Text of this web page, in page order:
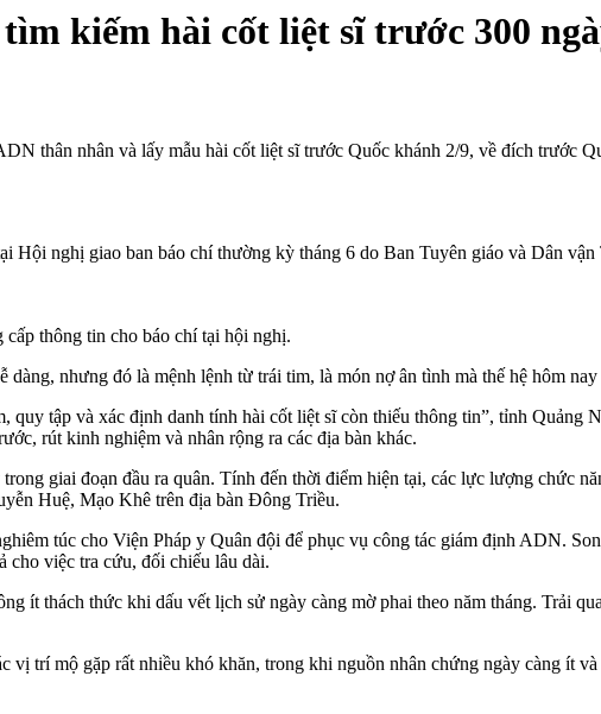
kiếm hài cốt liệt sĩ trước 300
thân nhân và lấy mẫu hài cốt liệt sĩ trước Quốc khánh 2/9, về đích trước
nghị giao ban báo chí thường kỳ tháng 6 do Ban Tuyên giáo và Dân
thông tin cho báo chí tại hội nghị.
nhưng đó là mệnh lệnh từ trái tim, là món nợ ân tình mà thế hệ hôm
tập và xác định danh tính hài cốt liệt sĩ còn thiếu thông tin”, tỉnh Quảng
rút kinh nghiệm và nhân rộng ra các địa bàn khác.
giai đoạn đầu ra quân. Tính đến thời điểm hiện tại, các lực lượng chức
Huệ, Mạo Khê trên địa bàn Đông Triều.
túc cho Viện Pháp y Quân đội để phục vụ công tác giám định ADN.
cho việc tra cứu, đối chiếu lâu dài.
thách thức khi dấu vết lịch sử ngày càng mờ phai theo năm tháng. Trải
trí mộ gặp rất nhiều khó khăn, trong khi nguồn nhân chứng ngày càng ít